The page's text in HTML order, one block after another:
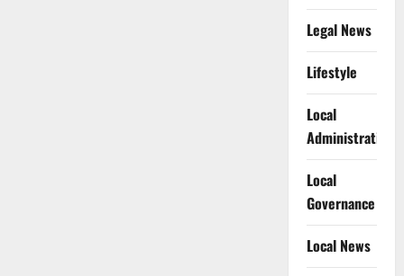
Legal News
Lifestyle
Local
Administration
Local
Governance
Local News